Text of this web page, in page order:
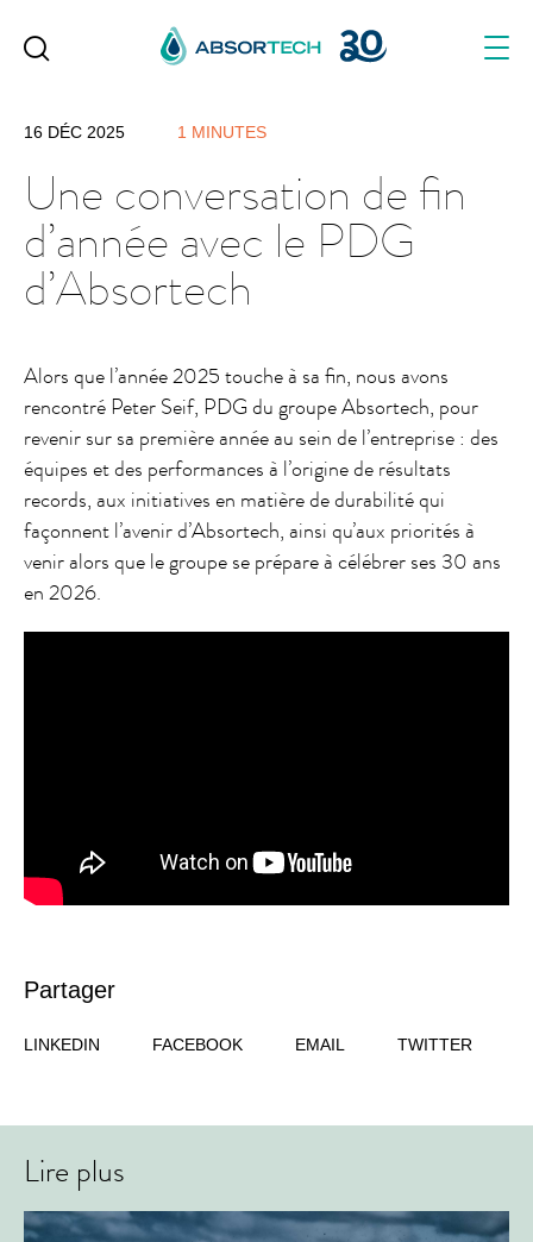
content
16 DÉC 2025 1 MINUTES
Une conversation de fin
d’année avec le PDG
d’Absortech
Alors que l’année 2025 touche à sa fin, nous avons
rencontré Peter Seif, PDG du groupe Absortech, pour
revenir sur sa première année au sein de l’entreprise : des
équipes et des performances à l’origine de résultats
records, aux initiatives en matière de durabilité qui
façonnent l’avenir d’Absortech, ainsi qu’aux priorités à
venir alors que le groupe se prépare à célébrer ses 30 ans
en 2026.
Partager
LINKEDIN FACEBOOK EMAIL TWITTER
Lire plus